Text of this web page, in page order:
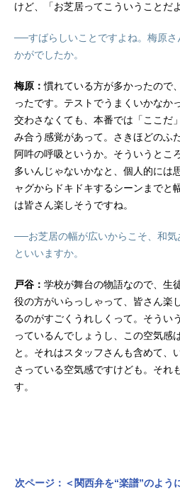
けど、「お芝居ってこういうことだ
──すばらしいことですよね。梅原さ
かがでしたか。
梅原：慣れている方が多かったので
ったです。テストでうまくいかなか
交わさなくても、本番では「ここだ
み合う感覚があって。さきほどのふ
阿吽の呼吸というか。そういうとこ
多いんじゃないかなと、個人的には
ャグからドキドキするシーンまでと
は皆さん楽しそうですね。
──お芝居の幅が広いからこそ、和
といいますか。
戸谷： 学校が舞台の物語なので、生
役の方がいらっしゃって、皆さん楽
るのがすごくうれしくって。そうい
っているんでしょうし、この空気感
と。それはスタッフさんも含めて、
さっている空気感ですけども。それ
す。
次ページ：＜関西弁を“楽譜”のよう